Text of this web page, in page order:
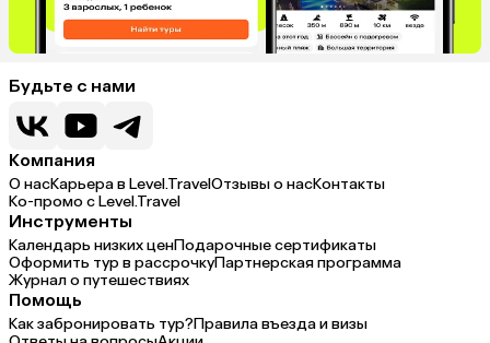
Будьте с нами
Компания
О насКарьера в Level.TravelОтзывы о насКонтакты
Ко-промо с Level.Travel
Инструменты
Календарь низких ценПодарочные сертификаты
Оформить тур в рассрочкуПартнерская программа
Журнал о путешествиях
Помощь
Как забронировать тур?Правила въезда и визы